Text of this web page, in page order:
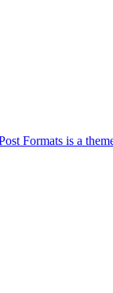
Formats is a